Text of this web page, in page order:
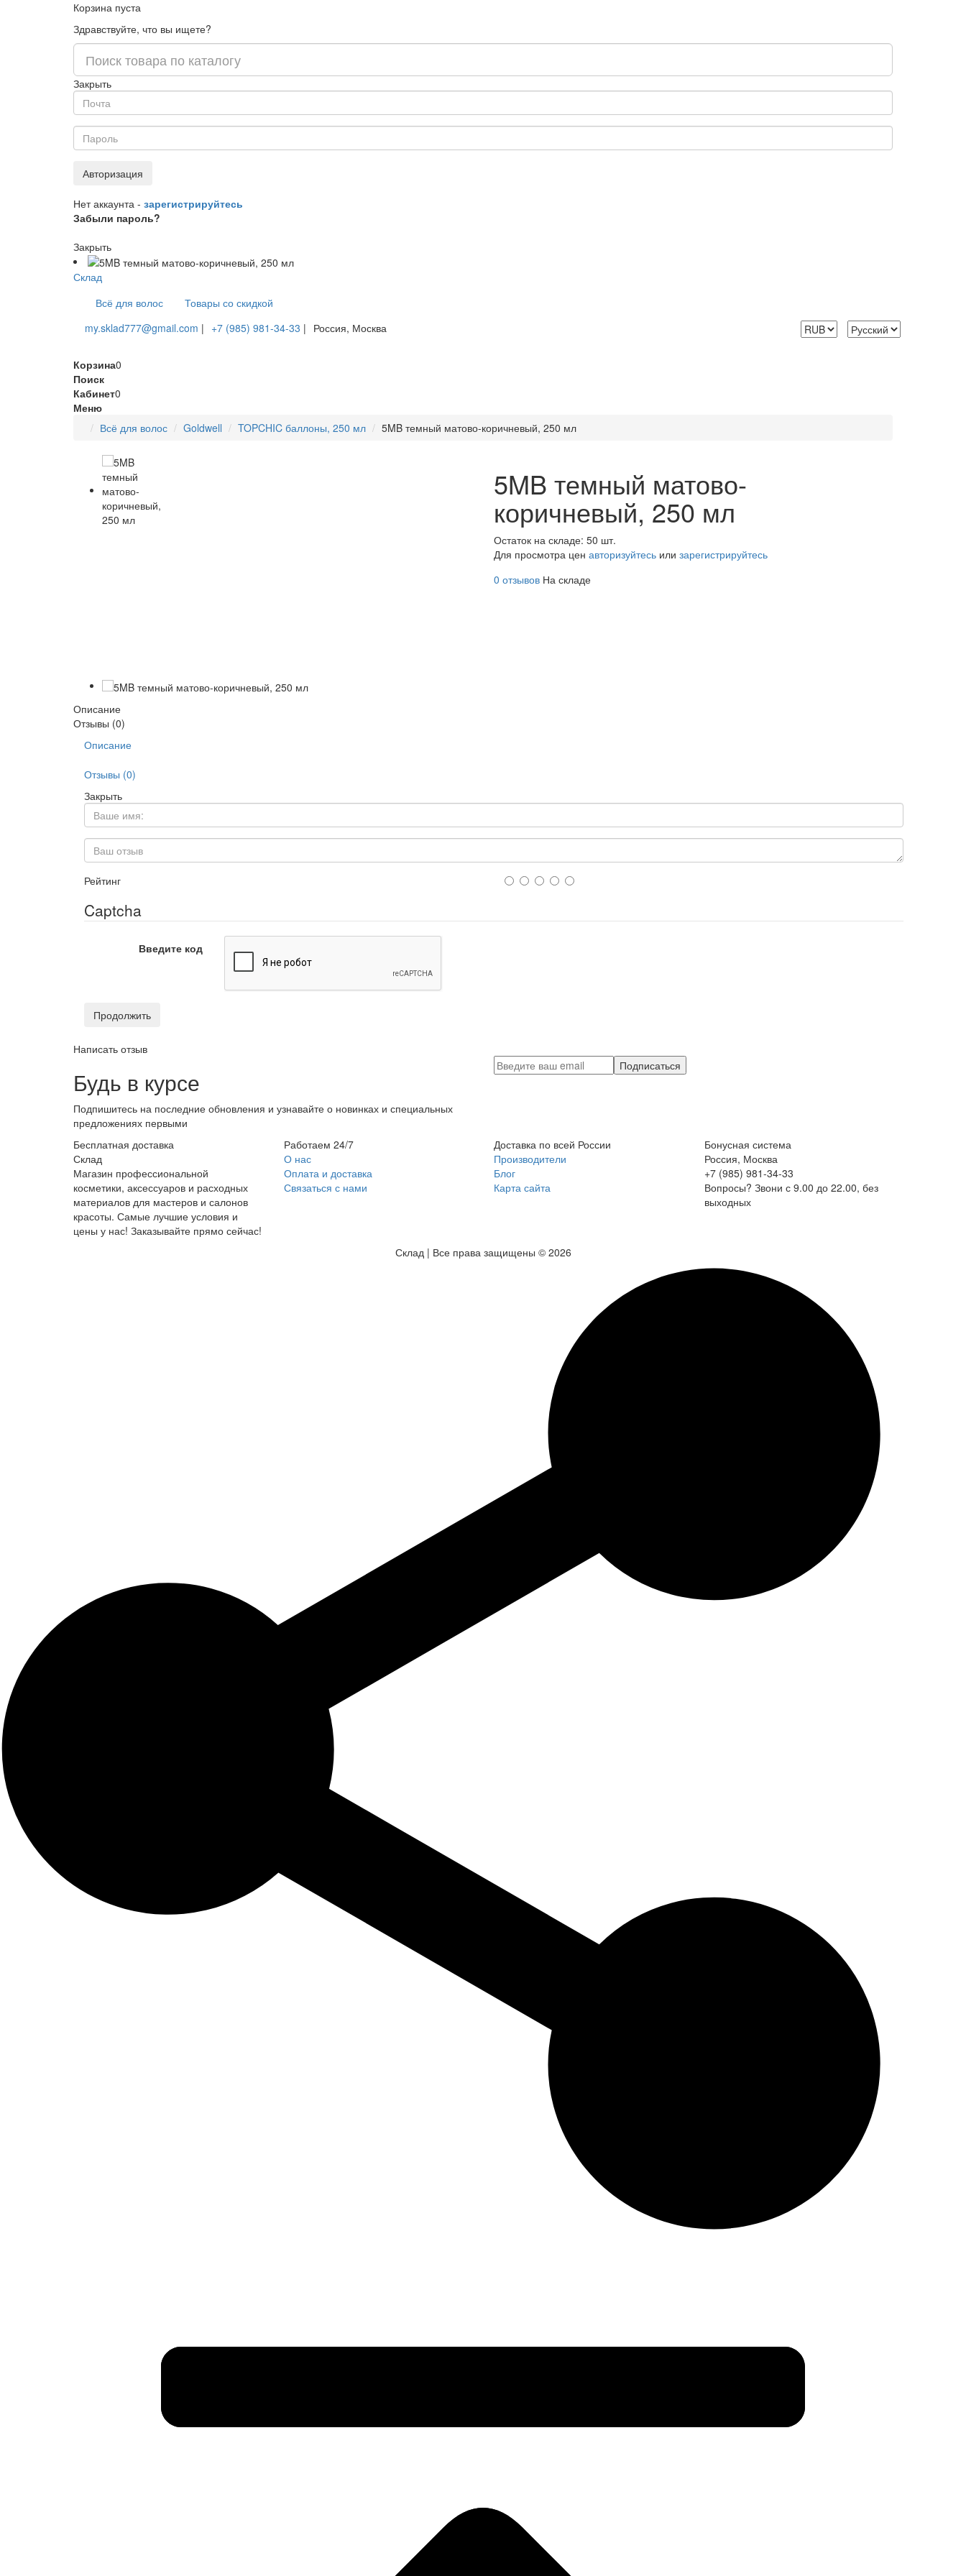
Корзина пуста
Здравствуйте, что вы ищете?
Закрыть
Авторизация
Нет аккаунта - зарегистрируйтесь
Забыли пароль?
Закрыть
Склад
Всё для волос
Товары со скидкой
my.sklad777@gmail.com | +7 (985) 981-34-33 | Россия, Москва
Корзина0
Поиск
Кабинет0
Меню
Всё для волос
Goldwell TOPCHIC баллоны, 250 мл 5MB темный матово-коричневый, 250 мл
5MB темный матово-
коричневый, 250 мл
Остаток на складе: 50 шт.
Для просмотра цен авторизуйтесь или зарегистрируйтесь
0 отзывов На складе
Описание
Отзывы (0)
Описание
Отзывы (0)
Закрыть
Рейтинг
Captcha
Введите код
Продолжить
Написать отзыв
Будь в курсе
Подпишитесь на последние обновления и узнавайте о новинках и специальных
предложениях первыми
Подписаться
Бесплатная доставка Работаем 24/7 Доставка по всей России
Бонусная система
Склад
Магазин профессиональной
косметики, аксессуаров и расходных
материалов для мастеров и салонов
красоты. Самые лучшие условия и
цены у нас! Заказывайте прямо сейчас!
О нас
Оплата и доставка
Связаться с нами
Производители
Блог
Карта сайта
Россия, Москва
+7 (985) 981-34-33
Вопросы? Звони с 9.00 до 22.00, без
выходных
Склад | Все права защищены © 2026